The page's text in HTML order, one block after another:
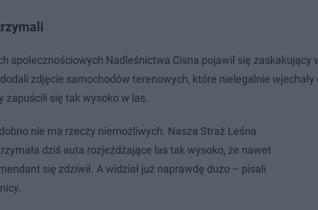
społecznościowych Nadleśnictwa Cisna pojawił się zaskakujący
zdjęcie samochodów terenowych, które nielegalnie wjechały
zapuścili się tak wysoko w las.
nie ma rzeczy niemożliwych. Nasza Straż Leśna
dziś auta rozjeżdżające las tak wysoko, że nawet
się zdziwił. A widział już naprawdę dużo – pisali